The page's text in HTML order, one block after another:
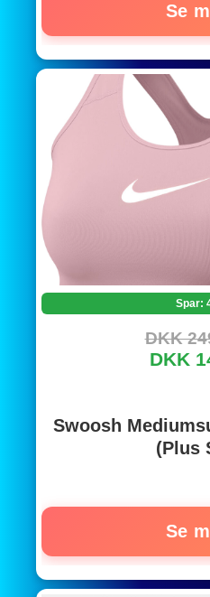
Se
Spar:
DKK
DKK
Swoosh
(Plus
Se